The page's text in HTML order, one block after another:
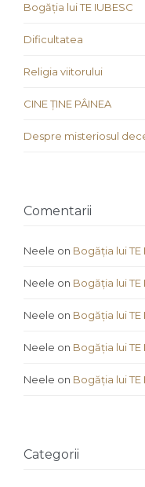
Bogăția lui TE IUBESC
Dificultatea
Religia viitorului
CINE ȚINE PÂINEA
Despre misteriosul
Comentarii
Neele on Bogăția lui TE
Neele on Bogăția lui TE
Neele on Bogăția lui TE
Neele on Bogăția lui TE
Neele on Bogăția lui TE
Categorii